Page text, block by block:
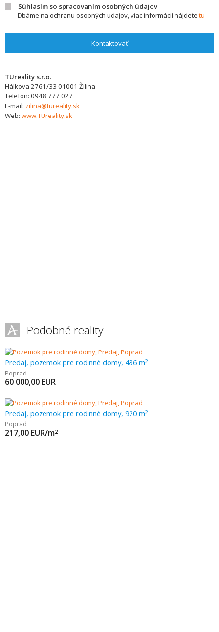
Súhlasím so spracovaním osobných údajov
Dbáme na ochranu osobných údajov, viac informácií nájdete tu
Kontaktovať
TUreality s.r.o.
Hálkova 2761/33 01001 Žilina
Telefón: 0948 777 027
E-mail: zilina@tureality.sk
Web: www.TUreality.sk
Podobné reality
Predaj, pozemok pre rodinné domy, 436 m2
Poprad
60 000,00 EUR
Predaj, pozemok pre rodinné domy, 920 m2
Poprad
217,00 EUR/m2